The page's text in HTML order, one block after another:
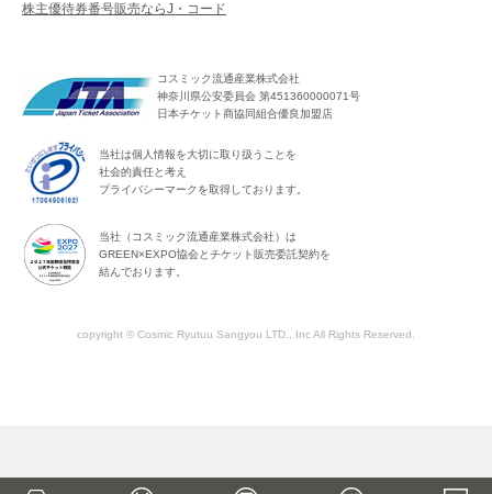
株主優待券番号販売ならJ・コード
コスミック流通産業株式会社
神奈川県公安委員会 第451360000071号
日本チケット商協同組合優良加盟店
当社は個人情報を大切に取り扱うことを
社会的責任と考え
プライバシーマークを取得しております。
当社（コスミック流通産業株式会社）は
GREEN×EXPO協会とチケット販売委託契約を
結んでおります。
copyright © Cosmic Ryutuu Sangyou LTD., Inc All Rights Reserved.